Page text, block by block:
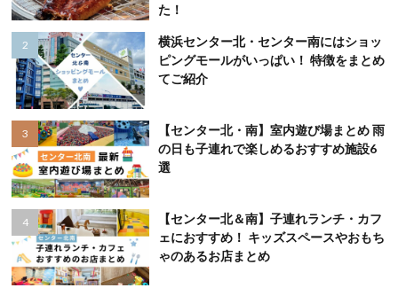
た！
横浜センター北・センター南にはショッ
ピングモールがいっぱい！ 特徴をまとめ
てご紹介
【センター北・南】室内遊び場まとめ 雨
の日も子連れで楽しめるおすすめ施設6
選
【センター北＆南】子連れランチ・カフ
ェにおすすめ！ キッズスペースやおもち
ゃのあるお店まとめ